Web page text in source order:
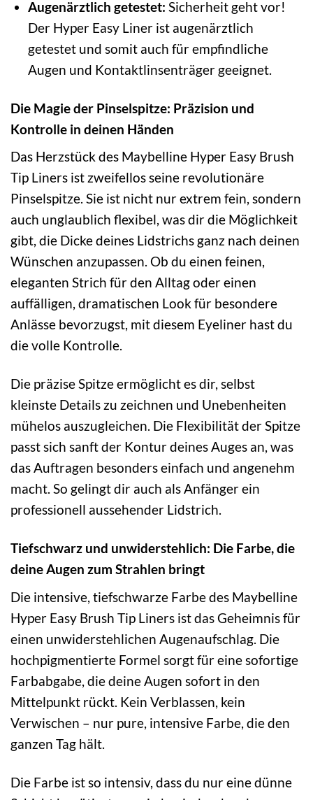
Augenärztlich getestet: Sicherheit geht vor!
Der Hyper Easy Liner ist augenärztlich
getestet und somit auch für empfindliche
Augen und Kontaktlinsenträger geeignet.
Die Magie der Pinselspitze: Präzision und
Kontrolle in deinen Händen
Das Herzstück des Maybelline Hyper Easy Brush
Tip Liners ist zweifellos seine revolutionäre
Pinselspitze. Sie ist nicht nur extrem fein, sondern
auch unglaublich flexibel, was dir die Möglichkeit
gibt, die Dicke deines Lidstrichs ganz nach deinen
Wünschen anzupassen. Ob du einen feinen,
eleganten Strich für den Alltag oder einen
auffälligen, dramatischen Look für besondere
Anlässe bevorzugst, mit diesem Eyeliner hast du
die volle Kontrolle.
Die präzise Spitze ermöglicht es dir, selbst
kleinste Details zu zeichnen und Unebenheiten
mühelos auszugleichen. Die Flexibilität der Spitze
passt sich sanft der Kontur deines Auges an, was
das Auftragen besonders einfach und angenehm
macht. So gelingt dir auch als Anfänger ein
professionell aussehender Lidstrich.
Tiefschwarz und unwiderstehlich: Die Farbe, die
deine Augen zum Strahlen bringt
Die intensive, tiefschwarze Farbe des Maybelline
Hyper Easy Brush Tip Liners ist das Geheimnis für
einen unwiderstehlichen Augenaufschlag. Die
hochpigmentierte Formel sorgt für eine sofortige
Farbabgabe, die deine Augen sofort in den
Mittelpunkt rückt. Kein Verblassen, kein
Verwischen – nur pure, intensive Farbe, die den
ganzen Tag hält.
Die Farbe ist so intensiv, dass du nur eine dünne